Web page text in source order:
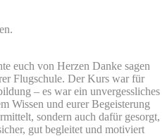
euch von Herzen Danke sagen
Flugschule. Der Kurs war für
– es war ein unvergessliches
Wissen und eurer Begeisterung
sondern auch dafür gesorgt,
gut begleitet und motiviert